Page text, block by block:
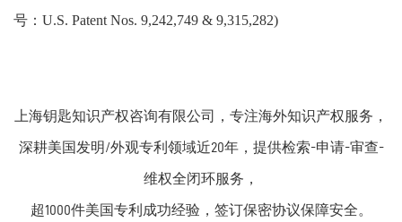
号：U.S. Patent Nos. 9,242,749 & 9,315,282)
上海钥匙知识产权咨询有限公司，专注海外知识产权服务，
深耕美国发明/外观专利领域近20年，提供检索-申请-审查-
维权全闭环服务，
超1000件美国专利成功经验，签订保密协议保障安全。